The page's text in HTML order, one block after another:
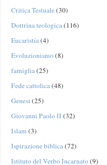
Critica Testuale(30)
Dottrina teologica(116)
Eucaristía(4)
Evoluzionismo(8)
famiglia(25)
Fede cattolica(48)
Genesi (25)
Giovanni Paolo II (32)
Islam (3)
Ispirazione biblica(72)
Istituto del Verbo Incarnato(9)